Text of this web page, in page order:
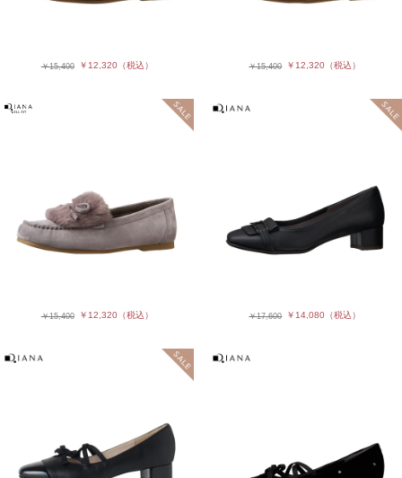
￥15,400 ￥12,320（税込） ￥15,400 ￥12,320 （税込）
￥15,400 ￥12,320（税込） ￥17,600 ￥14,080 （税込）